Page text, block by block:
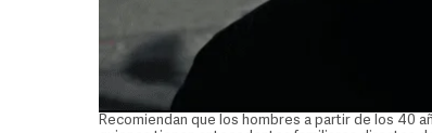
Recomiendan que los hombres a partir de los 40